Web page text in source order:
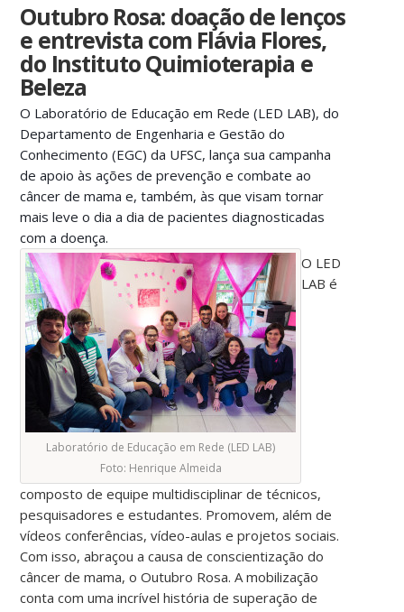
Outubro Rosa: doação de lenços
e entrevista com Flávia Flores,
do Instituto Quimioterapia e
Beleza
O Laboratório de Educação em Rede (LED LAB), do
Departamento de Engenharia e Gestão do
Conhecimento (EGC) da UFSC, lança sua campanha
de apoio às ações de prevenção e combate ao
câncer de mama e, também, às que visam tornar
mais leve o dia a dia de pacientes diagnosticadas
com a doença.
Laboratório de Educação em Rede (LED LAB)
Foto: Henrique Almeida
O LED
LAB é
composto de equipe multidisciplinar de técnicos,
pesquisadores e estudantes. Promovem, além de
vídeos conferências, vídeo-aulas e projetos sociais.
Com isso, abraçou a causa de conscientização do
câncer de mama, o Outubro Rosa. A mobilização
conta com uma incrível história de superação de